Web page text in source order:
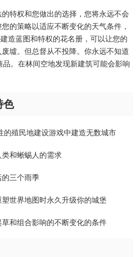
特权和您做出的选择，您将永远不会
的策略以适应不断变化的天气条件，
造蓝图和特权的花名册，可以让您的
墟。但总督从不投降。你永远不知道
。在林间空地发现新建筑可能会影响
色
殖民地建设游戏中建造无数城市
和蜥蜴人的需求
三个雨季
世界地图时永久升级你的城堡
和组合影响的不断变化的条件